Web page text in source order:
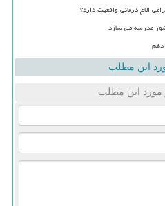
الاغ درمانی واقعیت دارد؟
مدرسه می سازد
دهم
این مطلب
مورد این مطلب